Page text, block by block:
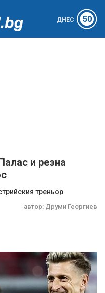
ДНЕС 50
и резна
треньор
автор: Друми Георгиев